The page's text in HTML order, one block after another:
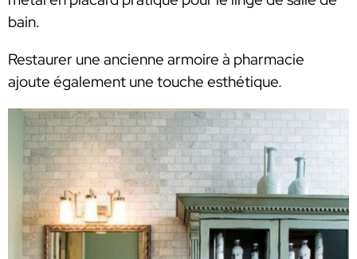
bain.
Restaurer une ancienne armoire à pharmacie
ajoute également une touche esthétique.